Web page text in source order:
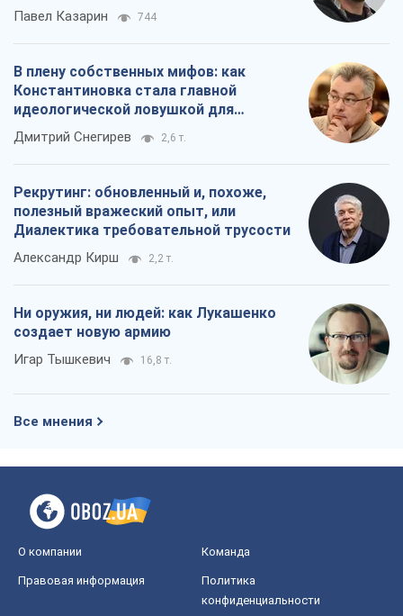
Павел Казарин 744
В плену собственных мифов: как
Константиновка стала главной
идеологической ловушкой для
российских оккупантов
Дмитрий Снегирев 2,6 т.
Рекрутинг: обновленный и, похоже,
полезный вражеский опыт, или
Диалектика требовательной трусости
Александр Кирш 2,2 т.
Ни оружия, ни людей: как Лукашенко
создает новую армию
Игар Тышкевич 16,8 т.
Все мнения
О компании Команда
Правовая информация
Политика
конфиденциальности